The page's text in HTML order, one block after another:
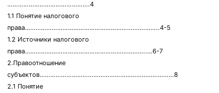
……………………………………….4
1.1 Понятие налогового
права………………………………………………………….……..4-5
1.2 Источники налогового
права…………………………………………………………..…6-7
2.Правоотношение
субъектов…………………………………………………………………8
2.1 Понятие